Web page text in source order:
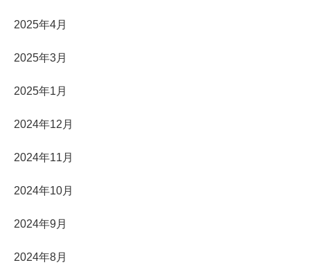
2025年4月
2025年3月
2025年1月
2024年12月
2024年11月
2024年10月
2024年9月
2024年8月